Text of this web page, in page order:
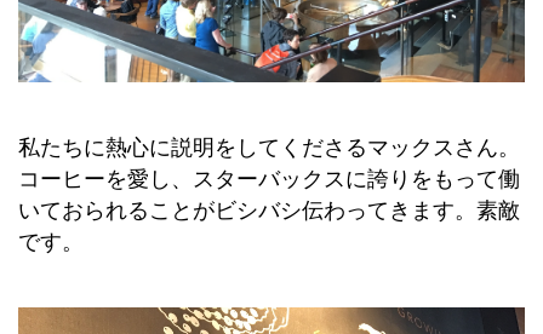
私たちに熱心に説明をしてくださるマックスさん。
コーヒーを愛し、スターバックスに誇りをもって働
いておられることがビシバシ伝わってきます。素敵
です。